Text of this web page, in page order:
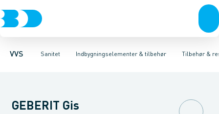
VVS Sanitet
Rør & fittingsPressfittings & rørKuglehaner & ventilerAfløb
Indbygningselementer & tilbehør
Toiletter, sæder og cisternerVaskeArmaturerBrusereTilbehør &
Høje Indbygnings elementerLave Indbygnings elementer
GEBERIT Gis